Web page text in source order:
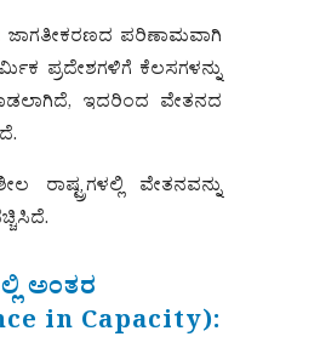
ಜಾಗತೀಕರಣದ ಪರಿಣಾಮವಾಗಿ
ಪ್ರದೇಶಗಳಿಗೆ ಕೆಲಸಗಳನ್ನು
ಇದರಿಂದ ವೇತನದ
ರಾಷ್ಟ್ರಗಳಲ್ಲಿ ವೇತನವನ್ನು
ಅಂತರ
in Capacity):